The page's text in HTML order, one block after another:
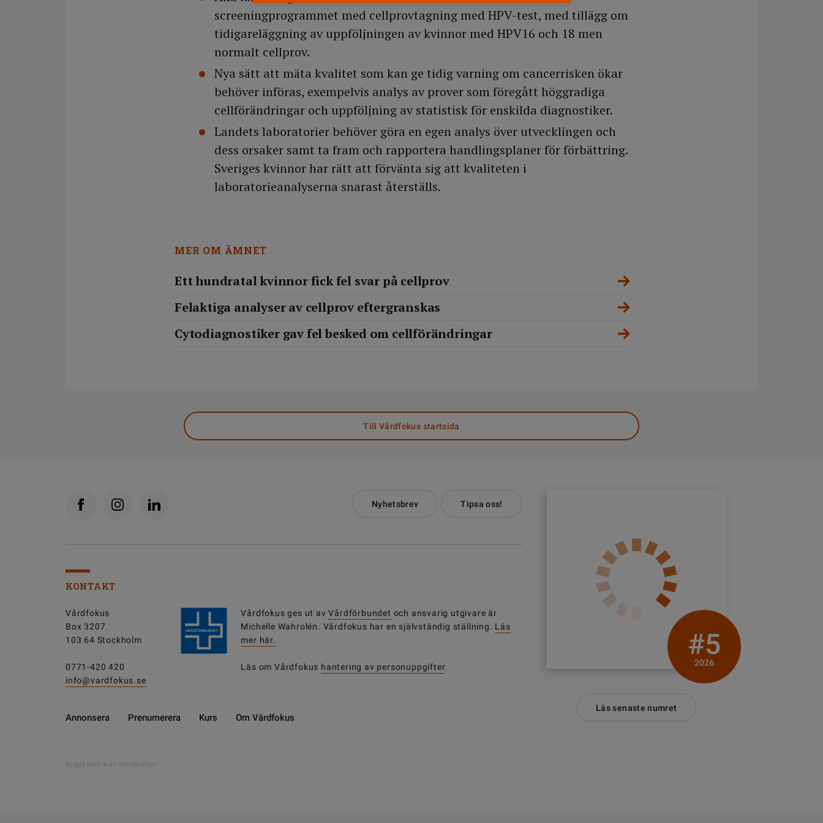
screeningprogrammet med cellprovtagning med HPV-test, med tillägg om
tidigareläggning av uppföljningen av kvinnor med HPV16 och 18 men
normalt cellprov.
Nya sätt att mäta kvalitet som kan ge tidig varning om cancerrisken ökar
behöver införas, exempelvis analys av prover som föregått höggradiga
cellförändringar och uppföljning av statistisk för enskilda diagnostiker.
Landets laboratorier behöver göra en egen analys över utvecklingen och
dess orsaker samt ta fram och rapportera handlingsplaner för förbättring.
Sveriges kvinnor har rätt att förvänta sig att kvaliteten i
laboratorieanalyserna snarast återställs.
MER OM ÄMNET
Ett hundratal kvinnor fick fel svar på cellprov
Felaktiga analyser av cellprov eftergranskas
Cytodiagnostiker gav fel besked om cellförändringar
Till Vårdfokus startsida
Nyhetsbrev Tipsa oss!
KONTAKT
Vårdfokus
Box 3207
103 64 Stockholm
0771-420 420
info@vardfokus.se
Vårdfokus ges ut avVårdförbundet och ansvarig utgivare är
Michelle Wahrolén. Vårdfokus har en självständig ställning. Läs
mer här.
Läs om Vårdfokus hantering av personuppgifter.
Annonsera Prenumerera Kurs Om Vårdfokus
#5
2026
Läs senaste numret
Byggd med av WonderFour